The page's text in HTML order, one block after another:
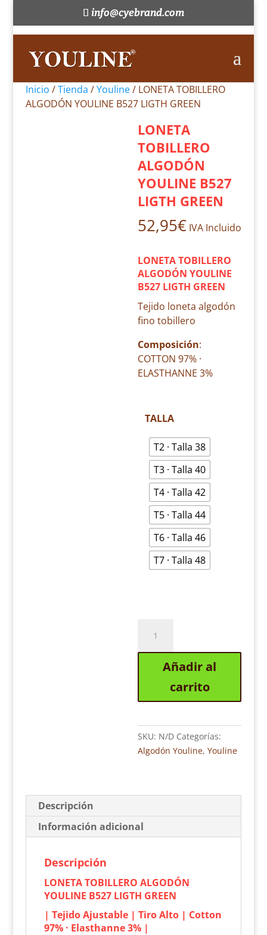
info@cyebrand.com
Inicio /Tienda /Youline/ LONETA TOBILLERO
ALGODÓN YOULINE B527 LIGTH GREEN
LONETA
TOBILLERO
ALGODÓN
YOULINE B527
LIGTH GREEN
52,95€ IVA Incluido
LONETA TOBILLERO
ALGODÓN YOULINE
B527 LIGTH GREEN
Tejido loneta algodón
fino tobillero
Composición:
COTTON 97% ·
ELASTHANNE 3%
TALLA
T2 · Talla 38
T3 · Talla 40
T4 · Talla 42
T5 · Talla 44
T6 · Talla 46
T7 · Talla 48
TOBILLERO
ALGODÓN
YOULINE
cantidad
Añadir al
carrito
SKU: N/D Categorías:
Algodón Youline,Youline
Descripción
Información adicional
Descripción
LONETA TOBILLERO ALGODÓN
YOULINE B527 LIGTH GREEN
| Tejido Ajustable | Tiro Alto | Cotton
97% · Elasthanne 3% |